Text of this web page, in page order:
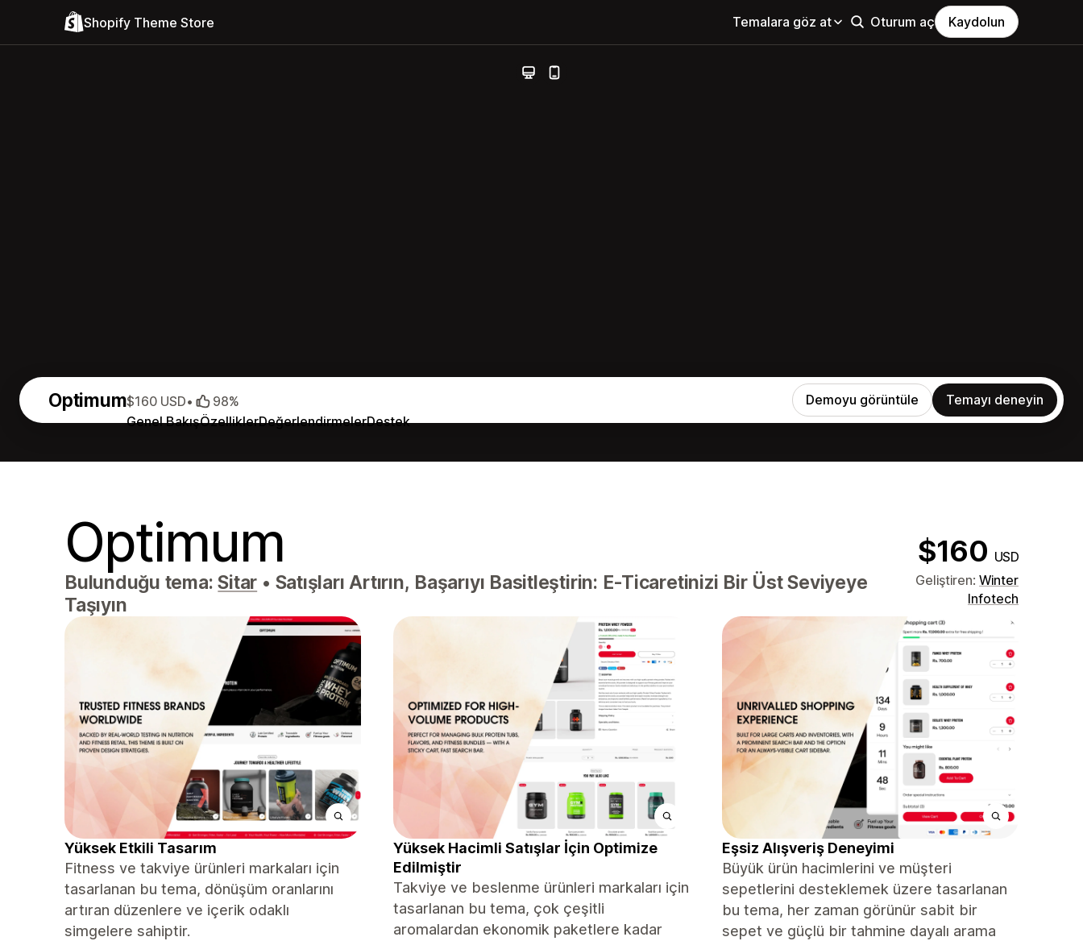
Shopify Theme Store Temalara göz at Oturum aç Kaydolun
Optimum
Genel BakışÖzelliklerDeğerlendirmelerDestek
$160 USD• 98% Demoyu görüntüle Temayı deneyin
Optimum $160 USD
Bulunduğu tema:Sitar • Satışları Artırın, Başarıyı Basitleştirin: E-Ticaretinizi Bir Üst Seviyeye
Taşıyın
Geliştiren: Winter
Infotech
Yüksek Etkili Tasarım
Fitness ve takviye ürünleri markaları için
tasarlanan bu tema, dönüşüm oranlarını
artıran düzenlere ve içerik odaklı
simgelere sahiptir.
Yüksek Hacimli Satışlar İçin Optimize
Edilmiştir
Takviye ve beslenme ürünleri markaları için
tasarlanan bu tema, çok çeşitli
aromalardan ekonomik paketlere kadar
Eşsiz Alışveriş Deneyimi
Büyük ürün hacimlerini ve müşteri
sepetlerini desteklemek üzere tasarlanan
bu tema, her zaman görünür sabit bir
sepet ve güçlü bir tahmine dayalı arama